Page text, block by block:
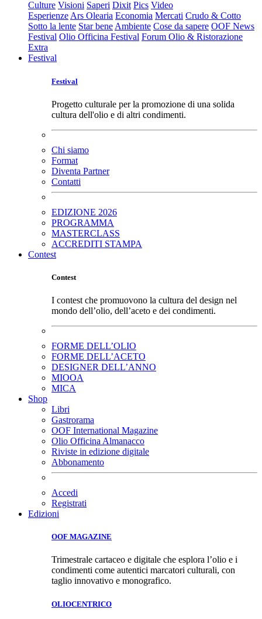
Culture Visioni Saperi Dixit Pics Video
Esperienze Ars Olearia Economia Mercati Crudo & Cotto
Sotto la lente Star bene Ambiente Cose da sapere OOF News
Festival Olio Officina Festival Forum Olio & Ristorazione
Extra
Festival
Festival
Progetto culturale per la promozione di una solida
cultura dell'olio e di altri condimenti.
Chi siamo
Format
Diventa Partner
Contatti
EDIZIONE 2026
PROGRAMMA
MASTERCLASS
ACCREDITI STAMPA
Contest
Contest
I contest che promuovono la cultura del design nel
mondo dell’olio, dell’aceto e dei condimenti.
FORME DELL’OLIO
FORME DELL’ACETO
DESIGNER DELL’ANNO
MIOOA
MICA
Shop
Libri
Gastrorama
OOF International Magazine
Olio Officina Almanacco
Riviste in edizione digitale
Abbonamento
Accedi
Registrati
Edizioni
OOF MAGAZINE
Trimestrale cartaceo e digitale che esplora l’olio e i
condimenti come autentici marcatori culturali, con
taglio innovativo e monografico.
OLIOCENTRICO